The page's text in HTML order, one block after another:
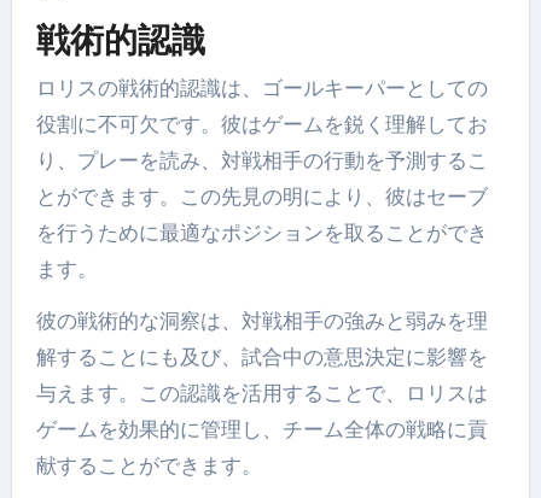
戦術的認識
ロリスの戦術的認識は、ゴールキーパーとしての
役割に不可欠です。彼はゲームを鋭く理解してお
り、プレーを読み、対戦相手の行動を予測するこ
とができます。この先見の明により、彼はセーブ
を行うために最適なポジションを取ることができ
ます。
彼の戦術的な洞察は、対戦相手の強みと弱みを理
解することにも及び、試合中の意思決定に影響を
与えます。この認識を活用することで、ロリスは
ゲームを効果的に管理し、チーム全体の戦略に貢
献することができます。